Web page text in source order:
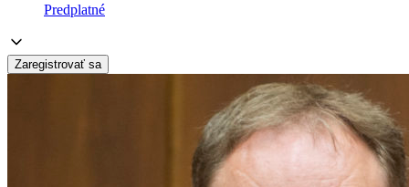
Predplatné
Zaregistrovať sa